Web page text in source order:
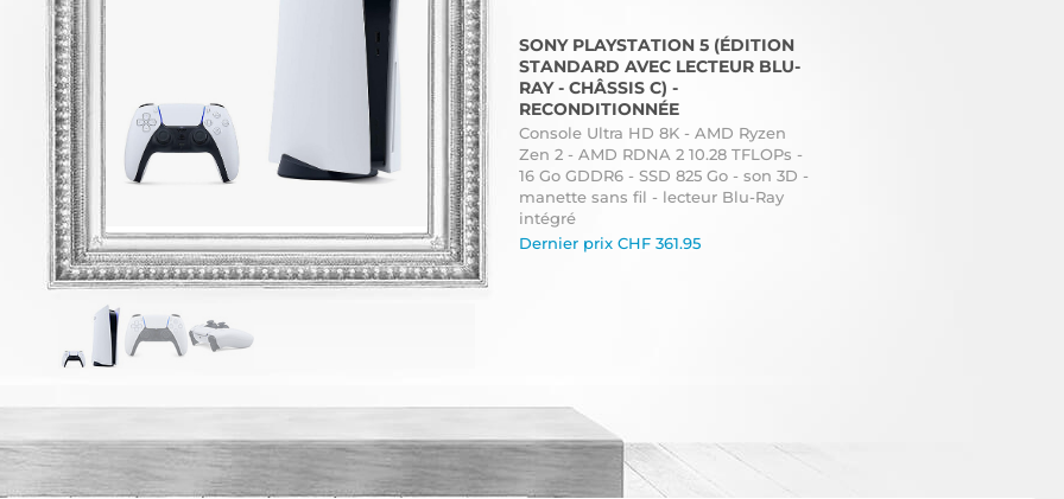
SONY PLAYSTATION 5 (ÉDITION
STANDARD AVEC LECTEUR BLU-
RAY - CHÂSSIS C) -
RECONDITIONNÉE
Console Ultra HD 8K - AMD Ryzen
Zen 2 - AMD RDNA 2 10.28 TFLOPs -
16 Go GDDR6 - SSD 825 Go - son 3D -
manette sans fil - lecteur Blu-Ray
intégré
Dernier prix CHF361.95